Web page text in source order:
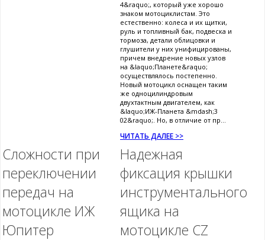
4&raquo;, который уже хорошо
знаком мотоциклистам. Это
естественно: колеса и их щитки,
руль и топливный бак, подвеска и
тормоза, детали облицовки и
глушители у них унифицированы,
причем внедрение новых узлов
на &laquo;Планете&raquo;
осуществлялось постепенно.
Новый мотоцикл оснащен таким
же одноцилиндровым
двухтактным двигателем, как
&laquo;ИЖ-Планета &mdash;3
02&raquo;. Но, в отличие от пр...
ЧИТАТЬ ДАЛЕЕ >>
Сложности при
переключении
передач на
мотоцикле ИЖ
Юпитер
Надежная
фиксация крышки
инструментального
ящика на
мотоцикле CZ